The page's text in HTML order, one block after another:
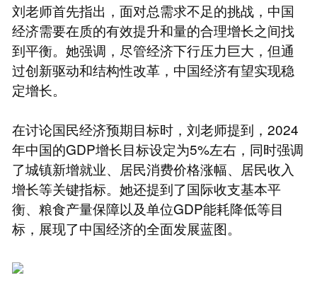
刘老师首先指出，面对总需求不足的挑战，中国
经济需要在质的有效提升和量的合理增长之间找
到平衡。她强调，尽管经济下行压力巨大，但通
过创新驱动和结构性改革，中国经济有望实现稳
定增长。
在讨论国民经济预期目标时，刘老师提到，2024
年中国的GDP增长目标设定为5%左右，同时强调
了城镇新增就业、居民消费价格涨幅、居民收入
增长等关键指标。她还提到了国际收支基本平
衡、粮食产量保障以及单位GDP能耗降低等目
标，展现了中国经济的全面发展蓝图。